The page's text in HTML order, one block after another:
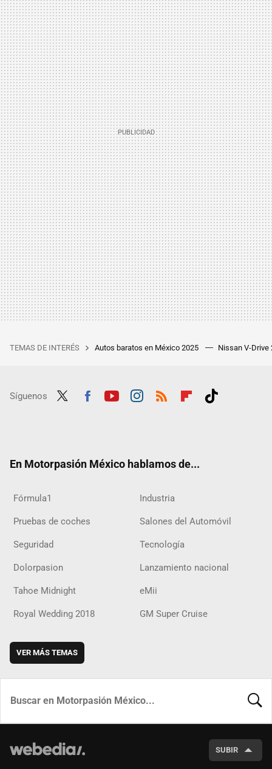
TEMAS DE INTERÉS Autos baratos en México 2025 Nissan V-Drive
Síguenos
En Motorpasión México hablamos de...
Fórmula1 Industria
Pruebas de coches Salones del Automóvil
Seguridad Tecnología
Dolorpasion Lanzamiento nacional
Tahoe Midnight eMii
Royal Wedding 2018 GM Super Cruise
VER MÁS TEMAS
SUBIR